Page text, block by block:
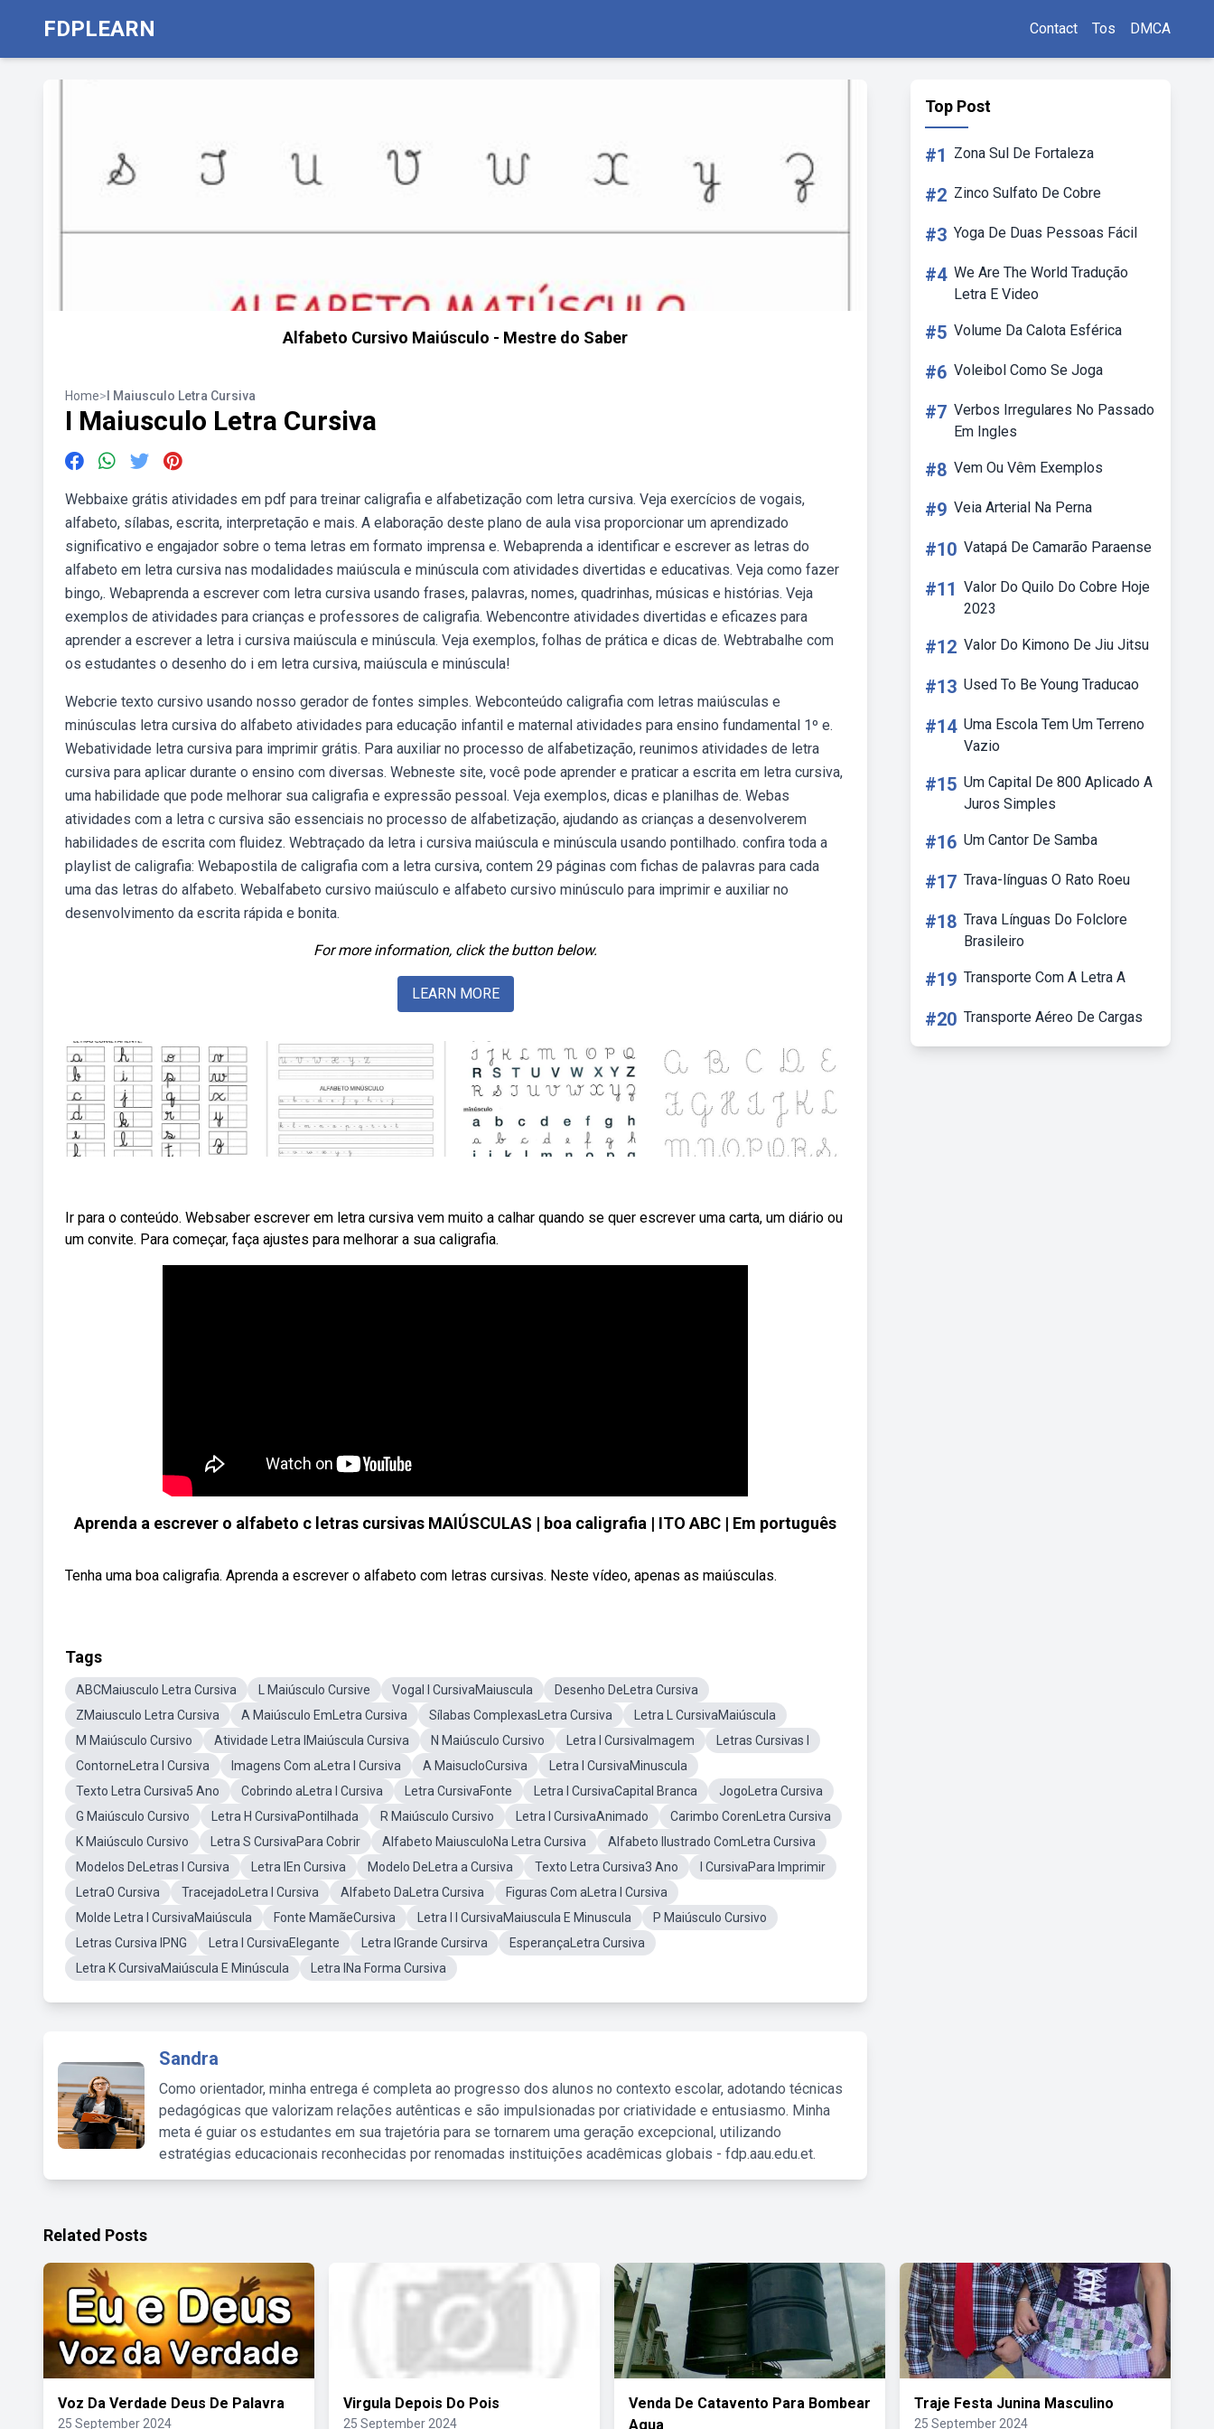
FDPLEARN Contact Tos DMCA
Alfabeto Cursivo Maiúsculo - Mestre do Saber
Home> I Maiusculo Letra Cursiva
I Maiusculo Letra Cursiva
Webbaixe grátis atividades em pdf para treinar caligrafia e alfabetização com letra cursiva. Veja exercícios de vogais,
alfabeto, sílabas, escrita, interpretação e mais. A elaboração deste plano de aula visa proporcionar um aprendizado
significativo e engajador sobre o tema letras em formato imprensa e. Webaprenda a identificar e escrever as letras do
alfabeto em letra cursiva nas modalidades maiúscula e minúscula com atividades divertidas e educativas. Veja como fazer
bingo,. Webaprenda a escrever com letra cursiva usando frases, palavras, nomes, quadrinhas, músicas e histórias. Veja
exemplos de atividades para crianças e professores de caligrafia. Webencontre atividades divertidas e eficazes para
aprender a escrever a letra i cursiva maiúscula e minúscula. Veja exemplos, folhas de prática e dicas de. Webtrabalhe com
os estudantes o desenho do i em letra cursiva, maiúscula e minúscula!
Webcrie texto cursivo usando nosso gerador de fontes simples. Webconteúdo caligrafia com letras maiúsculas e
minúsculas letra cursiva do alfabeto atividades para educação infantil e maternal atividades para ensino fundamental 1º e.
Webatividade letra cursiva para imprimir grátis. Para auxiliar no processo de alfabetização, reunimos atividades de letra
cursiva para aplicar durante o ensino com diversas. Webneste site, você pode aprender e praticar a escrita em letra cursiva,
uma habilidade que pode melhorar sua caligrafia e expressão pessoal. Veja exemplos, dicas e planilhas de. Webas
atividades com a letra c cursiva são essenciais no processo de alfabetização, ajudando as crianças a desenvolverem
habilidades de escrita com fluidez. Webtraçado da letra i cursiva maiúscula e minúscula usando pontilhado. confira toda a
playlist de caligrafia: Webapostila de caligrafia com a letra cursiva, contem 29 páginas com fichas de palavras para cada
uma das letras do alfabeto. Webalfabeto cursivo maiúsculo e alfabeto cursivo minúsculo para imprimir e auxiliar no
desenvolvimento da escrita rápida e bonita.
For more information, click the button below.
LEARN MORE
Ir para o conteúdo. Websaber escrever em letra cursiva vem muito a calhar quando se quer escrever uma carta, um diário ou
um convite. Para começar, faça ajustes para melhorar a sua caligrafia.
Aprenda a escrever o alfabeto c letras cursivas MAIÚSCULAS | boa caligrafia | ITO ABC | Em português
Tenha uma boa caligrafia. Aprenda a escrever o alfabeto com letras cursivas. Neste vídeo, apenas as maiúsculas.
Tags
ABCMaiusculo Letra Cursiva L Maiúsculo Cursive Vogal I CursivaMaiuscula
Desenho DeLetra Cursiva
ZMaiusculo Letra Cursiva
A Maiúsculo EmLetra Cursiva Sílabas ComplexasLetra Cursiva
Letra L CursivaMaiúscula
M Maiúsculo Cursivo
Atividade Letra IMaiúscula Cursiva N Maiúsculo Cursivo Letra I CursivaImagem
Letras Cursivas I
ContorneLetra I Cursiva
Imagens Com aLetra I Cursiva A MaisucloCursiva
Letra I CursivaMinuscula
Texto Letra Cursiva5 Ano
Cobrindo aLetra I Cursiva Letra CursivaFonte Letra I CursivaCapital Branca
JogoLetra Cursiva
G Maiúsculo Cursivo
Letra H CursivaPontilhada R Maiúsculo Cursivo Letra I CursivaAnimado
Carimbo CorenLetra Cursiva
K Maiúsculo Cursivo
Letra S CursivaPara Cobrir Alfabeto MaiusculoNa Letra Cursiva
Alfabeto Ilustrado ComLetra Cursiva
Modelos DeLetras I Cursiva
Letra IEn Cursiva Modelo DeLetra a Cursiva Texto Letra Cursiva3 Ano
I CursivaPara Imprimir
LetraO Cursiva
TracejadoLetra I Cursiva Alfabeto DaLetra Cursiva
Figuras Com aLetra I Cursiva
Molde Letra I CursivaMaiúscula
Fonte MamãeCursiva Letra I I CursivaMaiuscula E Minuscula
P Maiúsculo Cursivo
Letras Cursiva IPNG
Letra I CursivaElegante Letra IGrande Cursirva
EsperançaLetra Cursiva
Letra K CursivaMaiúscula E Minúscula
Letra INa Forma Cursiva
Sandra
Como orientador, minha entrega é completa ao progresso dos alunos no contexto escolar, adotando técnicas
pedagógicas que valorizam relações autênticas e são impulsionadas por criatividade e entusiasmo. Minha
meta é guiar os estudantes em sua trajetória para se tornarem uma geração excepcional, utilizando
estratégias educacionais reconhecidas por renomadas instituições acadêmicas globais - fdp.aau.edu.et.
Top Post
#1 Zona Sul De Fortaleza
#2 Zinco Sulfato De Cobre
#3 Yoga De Duas Pessoas Fácil
#4 We Are The World Tradução
Letra E Video
#5 Volume Da Calota Esférica
#6 Voleibol Como Se Joga
#7 Verbos Irregulares No Passado
Em Ingles
#8 Vem Ou Vêm Exemplos
#9 Veia Arterial Na Perna
#10 Vatapá De Camarão Paraense
#11 Valor Do Quilo Do Cobre Hoje
2023
#12 Valor Do Kimono De Jiu Jitsu
#13 Used To Be Young Traducao
#14 Uma Escola Tem Um Terreno
Vazio
#15 Um Capital De 800 Aplicado A
Juros Simples
#16 Um Cantor De Samba
#17 Trava-línguas O Rato Roeu
#18 Trava Línguas Do Folclore
Brasileiro
#19 Transporte Com A Letra A
#20 Transporte Aéreo De Cargas
Related Posts
Voz Da Verdade Deus De Palavra
25 September 2024
Virgula Depois Do Pois
25 September 2024
Venda De Catavento Para Bombear
Agua
Traje Festa Junina Masculino
25 September 2024